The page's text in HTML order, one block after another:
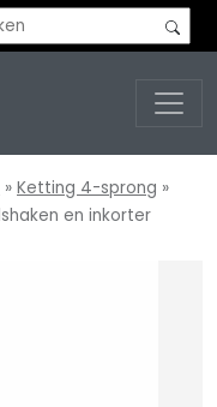
» Ketting 4-sprong »
en inkorter